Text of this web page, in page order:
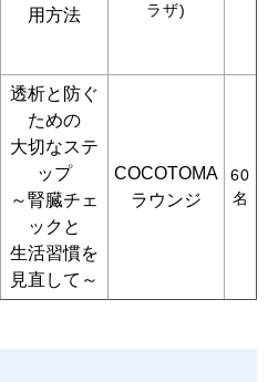
用方法
ラザ)
透析と防ぐ
ための
大切なステ
ップ
～腎臓チェ
ックと
生活習慣を
見直して～
COCOTOMA
ラウンジ
60
名